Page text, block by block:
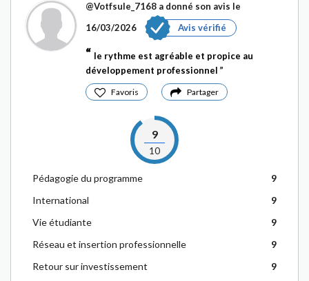
@Votfsule_7168 a donné son avis le
16/03/2026
Avis vérifié
le rythme est agréable et propice au
développement professionnel
Favoris Partager
9
10
Pédagogie du programme
9
International
9
Vie étudiante
9
Réseau et insertion professionnelle
9
Retour sur investissement
9